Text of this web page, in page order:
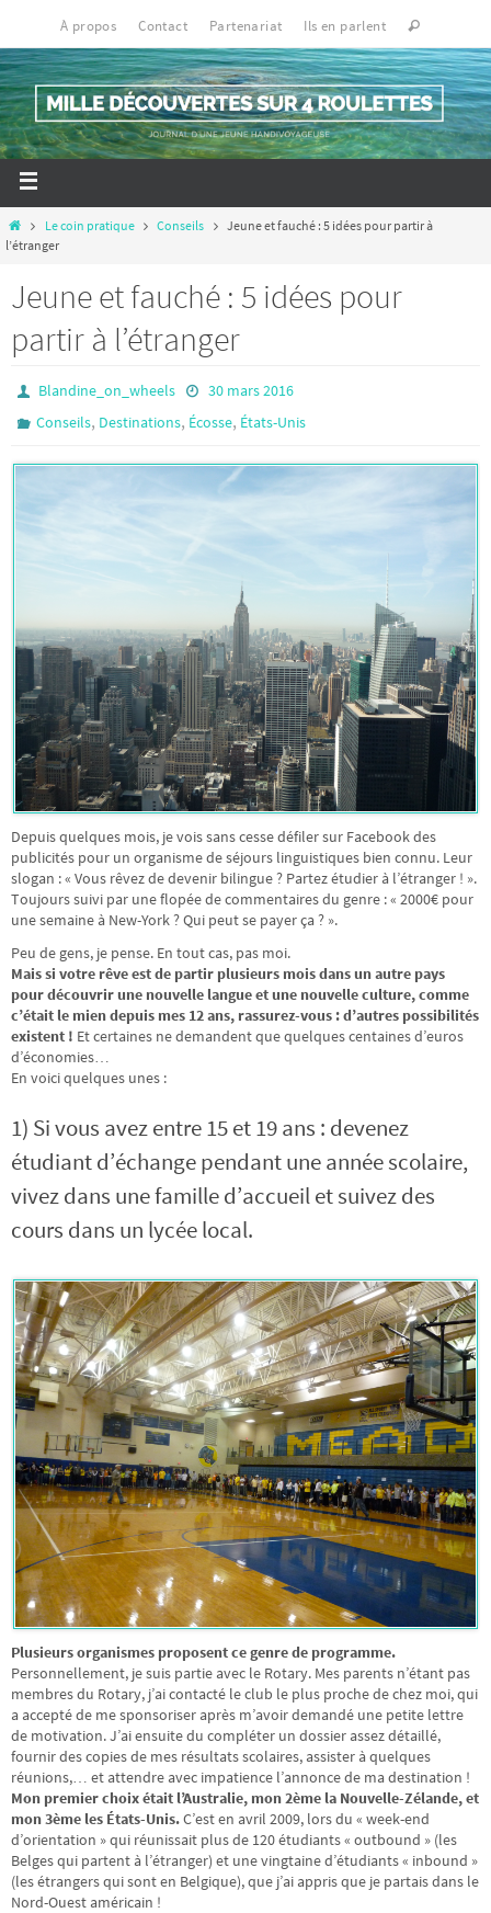
À propos Contact Partenariat Ils en parlent
Le coin pratique Conseils
Jeune et fauché : 5 idées pour partir à
l’étranger
Jeune et fauché : 5 idées pour
partir à l’étranger
Blandine_on_wheels
30 mars 2016
Conseils, Destinations, Écosse, États-Unis
Depuis quelques mois, je vois sans cesse défiler sur Facebook des
publicités pour un organisme de séjours linguistiques bien connu. Leur
slogan : « Vous rêvez de devenir bilingue ? Partez étudier à l’étranger ! ».
Toujours suivi par une flopée de commentaires du genre : « 2000€ pour
une semaine à New-York ? Qui peut se payer ça ? ».
Peu de gens, je pense. En tout cas, pas moi.
Mais si votre rêve est de partir plusieurs mois dans un autre pays
pour découvrir une nouvelle langue et une nouvelle culture, comme
c’était le mien depuis mes 12 ans, rassurez-vous : d’autres possibilités
existent ! Et certaines ne demandent que quelques centaines d’euros
d’économies…
En voici quelques unes :
1) Si vous avez entre 15 et 19 ans : devenez
étudiant d’échange pendant une année scolaire,
vivez dans une famille d’accueil et suivez des
cours dans un lycée local.
Plusieurs organismes proposent ce genre de programme.
Personnellement, je suis partie avec le Rotary. Mes parents n’étant pas
membres du Rotary, j’ai contacté le club le plus proche de chez moi, qui
a accepté de me sponsoriser après m’avoir demandé une petite lettre
de motivation. J’ai ensuite du compléter un dossier assez détaillé,
fournir des copies de mes résultats scolaires, assister à quelques
réunions,… et attendre avec impatience l’annonce de ma destination !
Mon premier choix était l’Australie, mon 2ème la Nouvelle-Zélande, et
mon 3ème les États-Unis.C’est en avril 2009, lors du « week-end
d’orientation » qui réunissait plus de 120 étudiants « outbound » (les
Belges qui partent à l’étranger) et une vingtaine d’étudiants « inbound »
(les étrangers qui sont en Belgique), que j’ai appris que je partais dans le
Nord-Ouest américain !